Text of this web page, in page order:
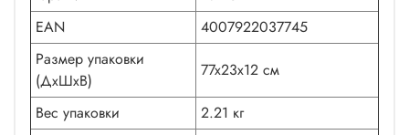
EAN
4007922037745
Размер упаковки
(ДxШxВ)
77x23x12 см
Вес упаковки
2.21 кг